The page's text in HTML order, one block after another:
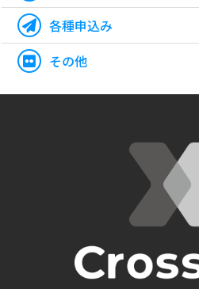
各種申込み
その他